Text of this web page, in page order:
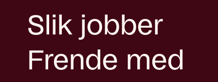
Slik jobber
Frende med